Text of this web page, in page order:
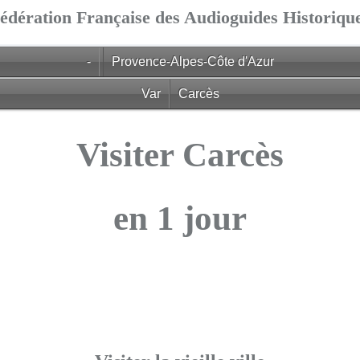
Française des Audioguides
- Provence-Alpes-Côte d'Azur
Var Carcès
Visiter Carcès
en 1 jour